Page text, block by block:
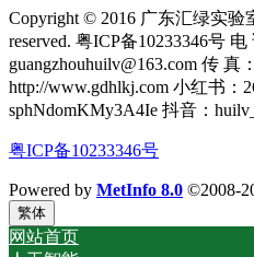
Copyright © 2016 广东汇绿实
reserved. 粤ICP备10233346号 电
guangzhouhuilv@163.com 传 真
http://www.gdhlkj.com 小红书：
sphNdomKMy3A4Ie 抖音：
粤ICP备10233346号
Powered by MetInfo 8.0 ©2008-
繁体
网站首页